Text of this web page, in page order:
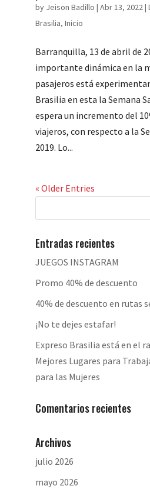
by Jeison Badillo | Abr 13, 2022|
Brasilia, Inicio
Barranquilla, 13 de abril de
importante dinámica en la
pasajeros está
Brasilia en esta la Semana
espera un incremento del
viajeros, con respecto a la
2019. Lo...
« Older Entries
Entradas recientes
JUEGOS INSTAGRAM
Promo 40% de descuento
40% de descuento en rutas
¡No te dejes estafar!
Expreso Brasilia está en el
Mejores Lugares para
para las Mujeres
Comentarios recientes
Archivos
julio 2026
mayo 2026